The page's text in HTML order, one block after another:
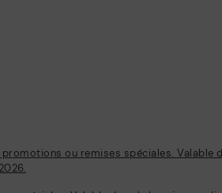
ou remises spéciales. Valable